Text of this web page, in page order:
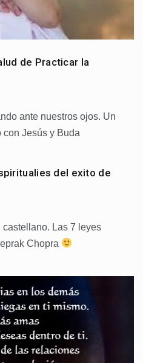
de Practicar la
ante nuestros ojos. Un
Jesús y Buda
del exito de
Las 7 leyes
Chopra